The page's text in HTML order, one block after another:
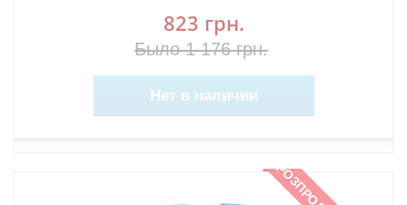
823 грн.
Было 1 176 грн.
Нет в наличии